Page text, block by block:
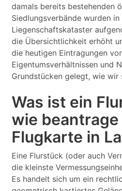
damals bereits bestehenden
Siedlungsverbände wurden in
Liegenschaftskataster
die Übersichtlichkeit erhöht
die heutigen Eintragungen
Eigentumsverhältnissen und
Grundstücken gelegt, wie wir
Was ist ein
wie beantrage
Flugkarte in
Eine Flurstück (oder auch
die kleinste
Es handelt sich um ein